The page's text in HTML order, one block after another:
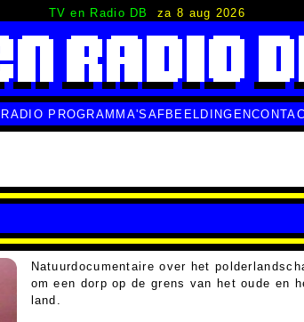
TV en Radio DB za 8 aug 2026
RADIO PROGRAMMA'S AFBEELDINGEN
Natuurdocumentaire over het
om een dorp op de grens van het oude en
land.